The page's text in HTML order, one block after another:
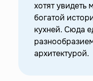
—UnionPay
—Криптовалюта
—Карты
—Как
хотят увидеть
богатой
кухней. Сюда
архитектурой.